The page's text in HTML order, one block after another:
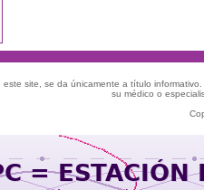
site, se da únicamente a título
su médico o